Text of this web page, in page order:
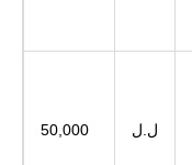
50,000 ل.ل